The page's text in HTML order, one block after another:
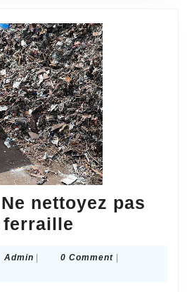
nettoyez pas
Ne
AdminAdmin0 Comment